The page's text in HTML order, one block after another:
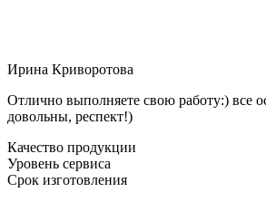
Ирина Криворотова
Отлично выполняете свою работу:) все
довольны, респект!)
Качество продукции
Уровень сервиса
Срок изготовления